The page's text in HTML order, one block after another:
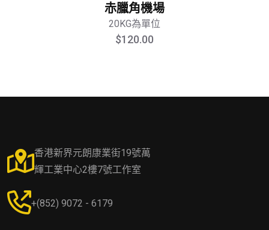
赤臘角機場
20KG為單位
$120.00
香港新界元朗康業街19號萬
輝工業中心2樓7號工作室
+(852) 9072 - 6179